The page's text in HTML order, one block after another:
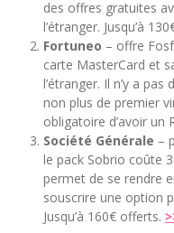
des offres gratuites
l’étranger. Jusqu’à
Fortuneo – offre
carte MasterCard et
l’étranger. Il n’y a
non plus de premier
obligatoire d’avoir un
Société Générale –
le pack Sobrio coûte
permet de se rendre
souscrire une option
Jusqu’à 160€ offerts.